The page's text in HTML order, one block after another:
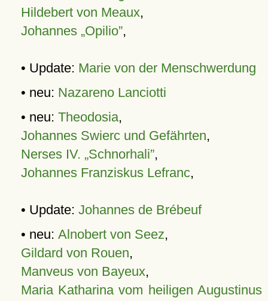
Hildebert von Meaux,
Johannes „Opilio”,
• Update: Marie von der Menschwerdung
• neu: Nazareno Lanciotti
• neu: Theodosia,
Johannes Swierc und Gefährten,
Nerses IV. „Schnorhali”,
Johannes Franziskus Lefranc,
• Update: Johannes de Brébeuf
• neu: Alnobert von Seez,
Gildard von Rouen,
Manveus von Bayeux,
Maria Katharina vom heiligen Augustinus